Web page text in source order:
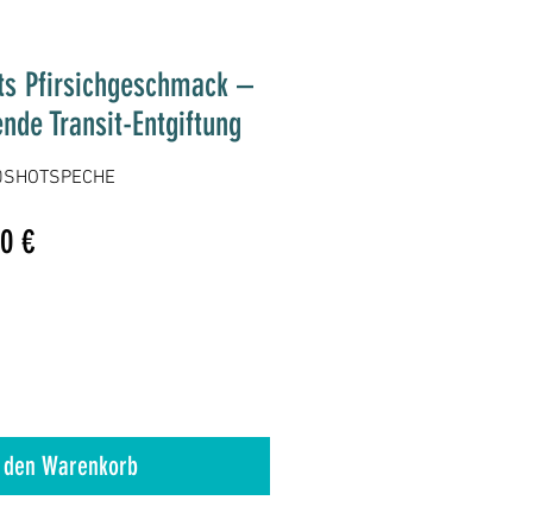
Pfirsichgeschmack –
Transit-Entgiftung
€Sale-
Warenkorb